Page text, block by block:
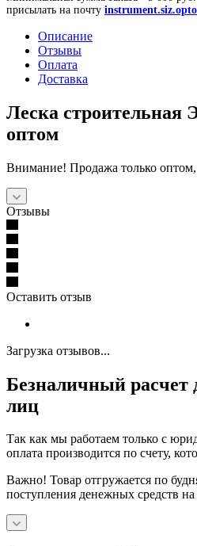
присылать на почту
Описание
Отзывы
Оплата
Доставка
Леска строительная
оптом
Внимание! Продажа только оптом,
Отзывы
Оставить отзыв
Загрузка отзывов...
Безналичный расчет
лиц
Так как мы работаем только с
оплата производится по счету,
Важно! Товар отгружается по
поступления денежных средств на